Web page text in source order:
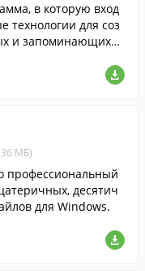
в которую вход
технологии для соз
и запоминающихся
МБ)
профессиональный
десятич
для Windows.